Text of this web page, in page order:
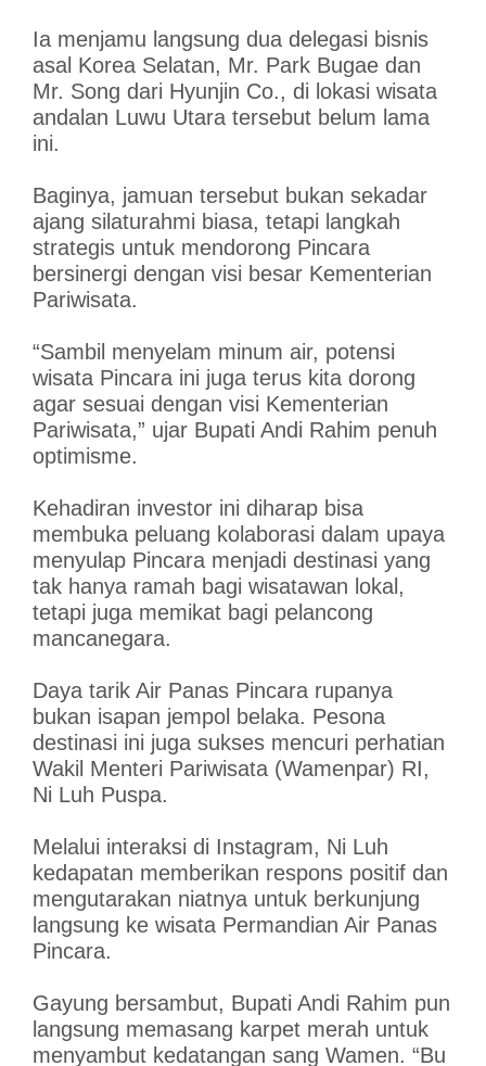
Ia menjamu langsung dua delegasi bisnis
asal Korea Selatan, Mr. Park Bugae dan
Mr. Song dari Hyunjin Co., di lokasi wisata
andalan Luwu Utara tersebut belum lama
ini.
Baginya, jamuan tersebut bukan sekadar
ajang silaturahmi biasa, tetapi langkah
strategis untuk mendorong Pincara
bersinergi dengan visi besar Kementerian
Pariwisata.
“Sambil menyelam minum air, potensi
wisata Pincara ini juga terus kita dorong
agar sesuai dengan visi Kementerian
Pariwisata,” ujar Bupati Andi Rahim penuh
optimisme.
Kehadiran investor ini diharap bisa
membuka peluang kolaborasi dalam upaya
menyulap Pincara menjadi destinasi yang
tak hanya ramah bagi wisatawan lokal,
tetapi juga memikat bagi pelancong
mancanegara.
Daya tarik Air Panas Pincara rupanya
bukan isapan jempol belaka. Pesona
destinasi ini juga sukses mencuri perhatian
Wakil Menteri Pariwisata (Wamenpar) RI,
Ni Luh Puspa.
Melalui interaksi di Instagram, Ni Luh
kedapatan memberikan respons positif dan
mengutarakan niatnya untuk berkunjung
langsung ke wisata Permandian Air Panas
Pincara.
Gayung bersambut, Bupati Andi Rahim pun
langsung memasang karpet merah untuk
menyambut kedatangan sang Wamen. “Bu